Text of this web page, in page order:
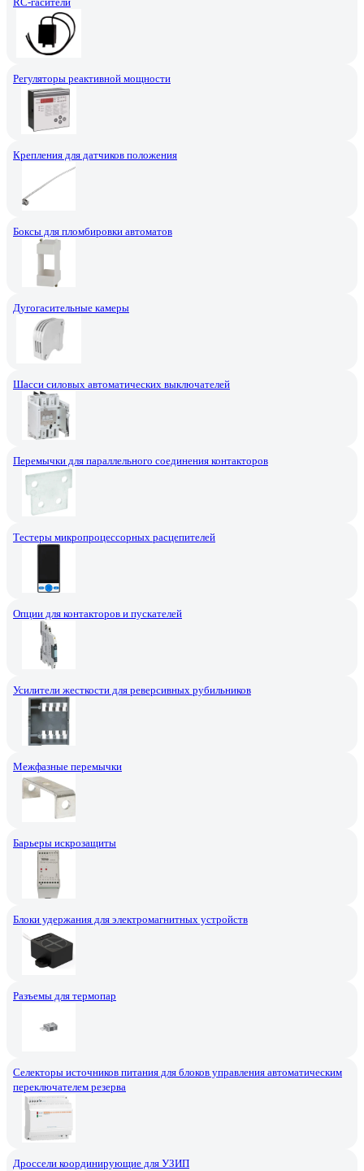
Регуляторы реактивной мощности
Крепления для датчиков положения
Боксы для пломбировки автоматов
Дугогасительные камеры
Шасси силовых автоматических выключателей
Перемычки для параллельного соединения контакторов
Тестеры микропроцессорных расцепителей
Опции для контакторов и пускателей
Усилители жесткости для реверсивных рубильников
Межфазные перемычки
Барьеры искрозащиты
Блоки удержания для электромагнитных устройств
Разъемы для термопар
Селекторы источников питания для блоков управления автоматическим
переключателем резерва
Дроссели координирующие для УЗИП